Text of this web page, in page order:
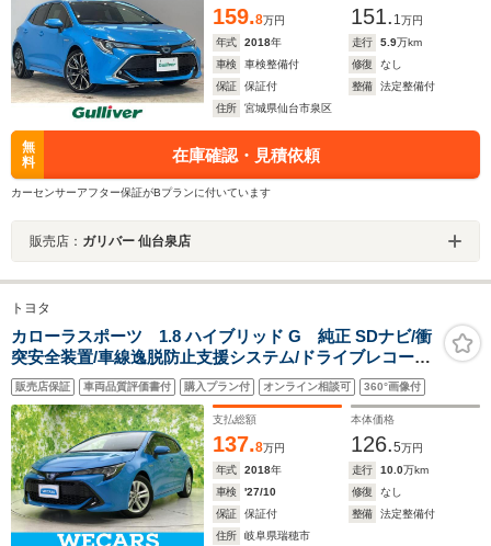
159.8万円 151. 1万円
年式
2018年 走行 5.9万km
車検
車検整備付 修復
なし
保証
保証付 整備
法定整備付
住所
宮城県仙台市泉区
無
料
在庫確認・見積依頼
カーセンサーアフター保証がBプランに付いています
販売店： ガリバー 仙台泉店
トヨタ
カローラスポーツ 1.8 ハイブリッド G 純正 SDナビ/衝
突安全装置/車線逸脱防止支援システム/ドライブレコーダ
ー 社外/ヘッドランプ LED/Bluetooth接続/ETC2.0/EBD付
ABS/横滑り防止装置
販売店保証 車両品質評価書付 購入プラン付 オンライン相談可 360°画像付
支払総額
137.8万円
本体価格
126.5万円
年式
2018年 走行 10.0万km
車検
'27/10 修復
なし
保証
保証付 整備
法定整備付
住所
岐阜県瑞穂市